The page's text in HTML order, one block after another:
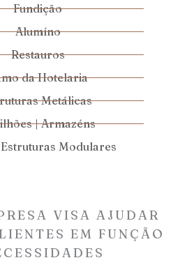
Fundição
Alumíno
Restauros
da Hotelaria
Metálicas
| Armazéns
Estruturas Modulares
VISA AJUDAR
EM FUNÇÃO